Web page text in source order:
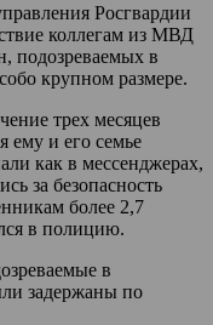
Росгвардии
коллегам из МВД
подозреваемых в
крупном размере.
трех месяцев
ему и его семье
как в мессенджерах,
за безопасность
более 2,7
в полицию.
в
задержаны по